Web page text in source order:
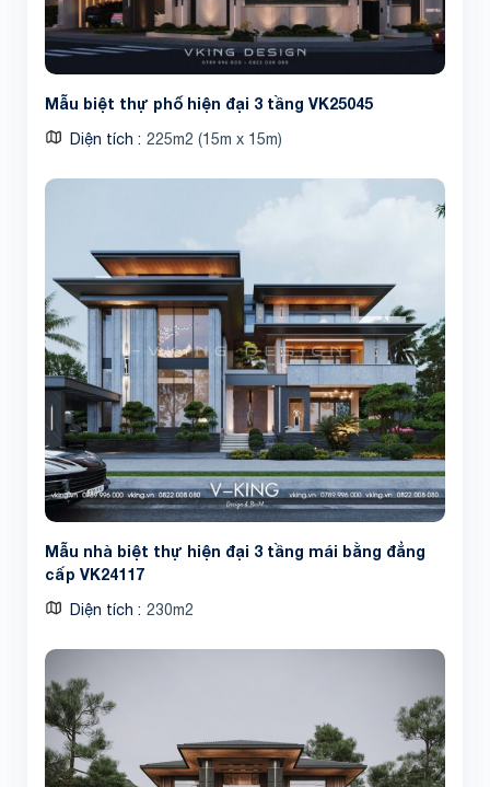
Mẫu biệt thự phố hiện đại 3 tầng VK25045
Diện tích 225m2 (15m x 15m)
Mẫu nhà biệt thự hiện đại 3 tầng mái bằng đẳng
cấp VK24117
Diện tích 230m2